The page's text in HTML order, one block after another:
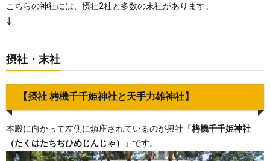
こちらの神社には、摂社2社と多数の末社があります。
↓
摂社・末社
【摂社 栲機千千姫神社と天手力雄神社】
本殿に向かって左側に鎮座されているのが摂社「 栲機千千姫神社
（たくはたちぢひめじんじゃ）
」です。